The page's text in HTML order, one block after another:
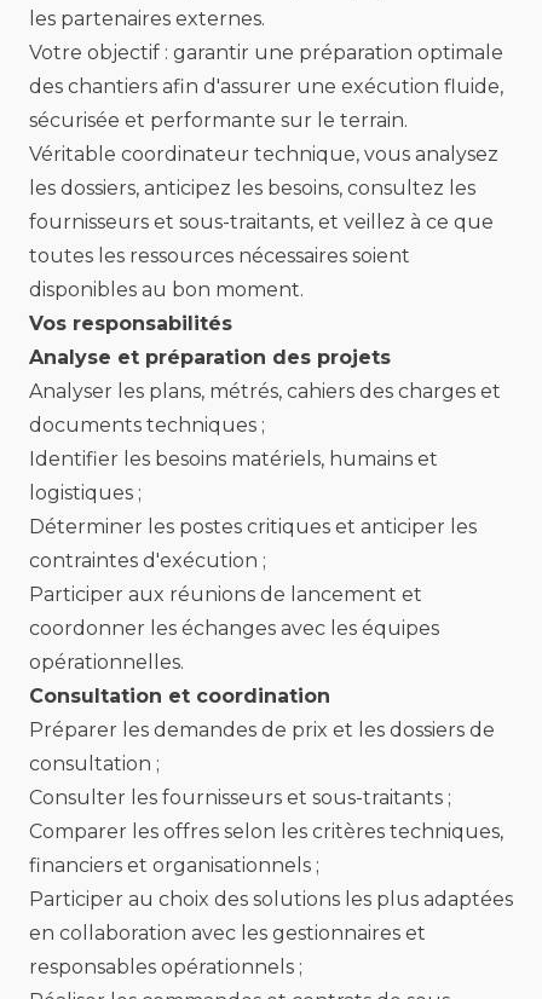
les partenaires externes.
Votre objectif : garantir une préparation optimale
des chantiers afin d'assurer une exécution fluide,
sécurisée et performante sur le terrain.
Véritable coordinateur technique, vous analysez
les dossiers, anticipez les besoins, consultez les
fournisseurs et sous-traitants, et veillez à ce que
toutes les ressources nécessaires soient
disponibles au bon moment.
Vos responsabilités
Analyse et préparation des projets
Analyser les plans, métrés, cahiers des charges et
documents techniques ;
Identifier les besoins matériels, humains et
logistiques ;
Déterminer les postes critiques et anticiper les
contraintes d'exécution ;
Participer aux réunions de lancement et
coordonner les échanges avec les équipes
opérationnelles.
Consultation et coordination
Préparer les demandes de prix et les dossiers de
consultation ;
Consulter les fournisseurs et sous-traitants ;
Comparer les offres selon les critères techniques,
financiers et organisationnels ;
Participer au choix des solutions les plus adaptées
en collaboration avec les gestionnaires et
responsables opérationnels ;